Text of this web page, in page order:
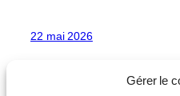
Gérer le
22 mai 2026